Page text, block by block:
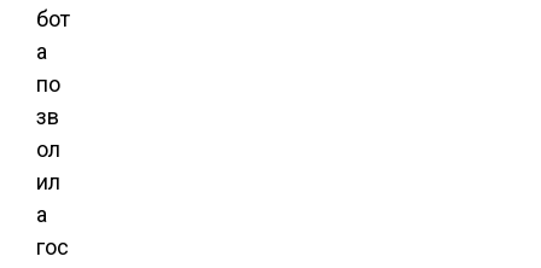
бот
а
по
зв
ол
ил
а
гос